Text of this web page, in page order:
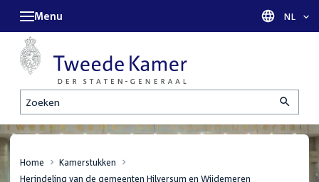
Zoeken
Menu Taal
NL
Home
Kamerstukken
Herindeling van de gemeenten Hilversum en Wijdemeren